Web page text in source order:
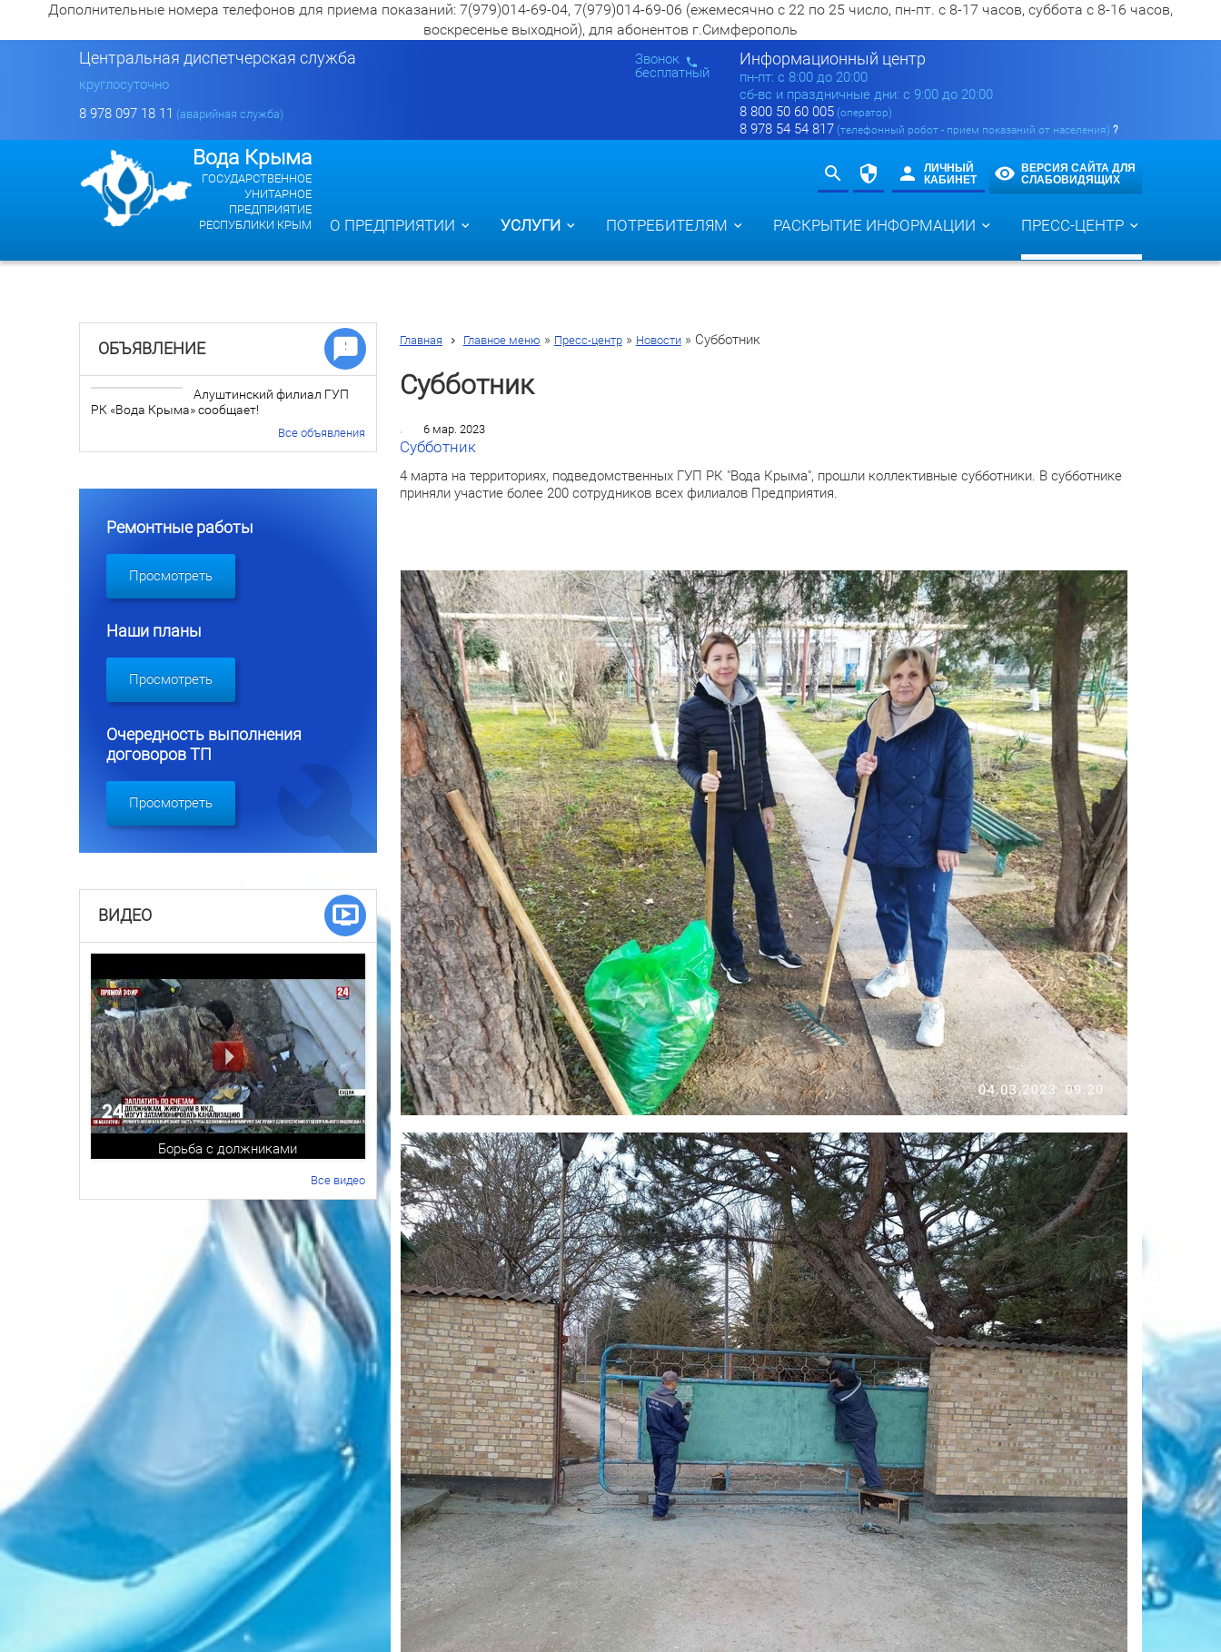
Дополнительные номера телефонов для приема показаний: 7(979)014-69-04, 7(979)014-69-06 (ежемесячно с 22 по 25 число, пн-пт. с 8-17 часов, суббота с 8-16 часов,
воскресенье выходной), для абонентов г.Симферополь
Информационный центр
пн-пт: c 8:00 до 20:00
сб-вс и праздничные дни: с 9:00 до 20:00
8 800 50 60 005 (оператор)
8 978 54 54 817 (телефонный робот - прием показаний от населения) ?
Звонок
бесплатный
Центральная диспетчерская служба
круглосуточно
8 978 097 18 11 (аварийная служба)
Вода Крыма
ГОСУДАРСТВЕННОЕ
УНИТАРНОЕ
ПРЕДПРИЯТИЕ
РЕСПУБЛИКИ КРЫМ
ЛИЧНЫЙ
КАБИНЕТ
ВЕРСИЯ САЙТА ДЛЯ
СЛАБОВИДЯЩИХ
О ПРЕДПРИЯТИИ УСЛУГИ ПОТРЕБИТЕЛЯМ РАСКРЫТИЕ ИНФОРМАЦИИ ПРЕСС-ЦЕНТР
Главная Главное меню » Пресс-центр» Новости» Субботник
Субботник
6 мар. 2023
Субботник
4 марта на территориях, подведомственных ГУП РК "Вода Крыма", прошли коллективные субботники. В субботнике
приняли участие более 200 сотрудников всех филиалов Предприятия.
ОБЪЯВЛЕНИЕ
Алуштинский филиал ГУП
РК «Вода Крыма» сообщает!
Все объявления
Ремонтные работы
Просмотреть
Наши планы
Просмотреть
Очередность выполнения
договоров ТП
Просмотреть
ВИДЕО
Борьба с должниками
Все видео